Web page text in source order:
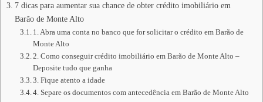
7 dicas para aumentar sua chance de obter crédito imobiliário em
Barão de Monte Alto
1. Abra uma conta no banco que for solicitar o crédito em Barão de
Monte Alto
2. Como conseguir crédito imobiliário em Barão de Monte Alto –
Deposite tudo que ganha
3. Fique atento a idade
4. Separe os documentos com antecedência em Barão de Monte Alto